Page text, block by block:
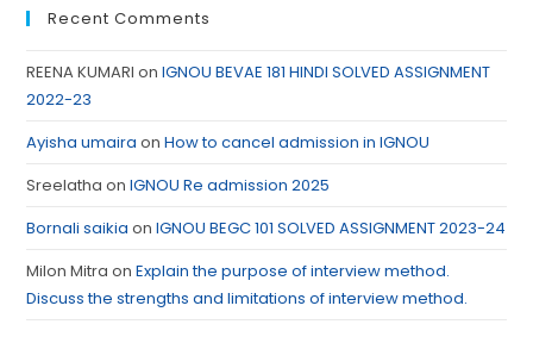
Recent Comments
REENA KUMARI onIGNOU BEVAE 181 HINDI SOLVED ASSIGNMENT
2022-23
Ayisha umaira onHow to cancel admission in IGNOU
Sreelatha onIGNOU Re admission 2025
Bornali saikia onIGNOU BEGC 101 SOLVED ASSIGNMENT 2023-24
Milon Mitra onExplain the purpose of interview method.
Discuss the strengths and limitations of interview method.